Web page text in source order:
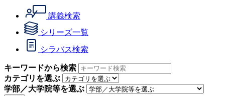
講義検索
シリーズ一覧
シラバス検索
キーワードから検索
カテゴリを選ぶ
学部／大学院等を選ぶ